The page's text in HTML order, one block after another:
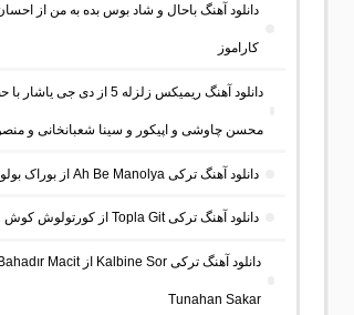
دانلود آهنگ باحال و شاد بوس بده به من از
کاراموز
دانلود آهنگ ریمیکس زلزله 5 از دی جی
محسن چاوشی و اپیکور و سینا شعبانخانی و
دانلود آهنگ ترکی Ah Be Manolya از بوراک بولوت
دانلود آهنگ ترکی Topla Git از کورتولوش کوش
Tunahan Sakar